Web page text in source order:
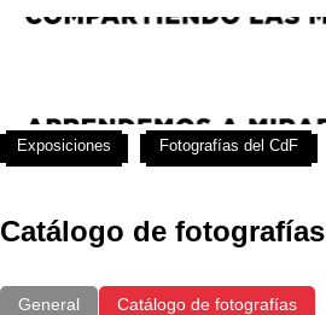
Catálogo de fotografías
General Catálogo de fotografías
Exposiciones Fotografías del CdF